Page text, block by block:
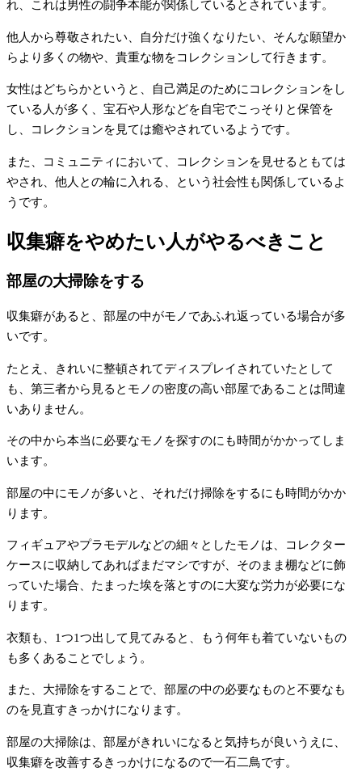
れ、これは男性の闘争本能が関係しているとされています。
他人から尊敬されたい、自分だけ強くなりたい、そんな願望か
らより多くの物や、貴重な物をコレクションして行きます。
女性はどちらかというと、自己満足のためにコレクションをし
ている人が多く、宝石や人形などを自宅でこっそりと保管を
し、コレクションを見ては癒やされているようです。
また、コミュニティにおいて、コレクションを見せるともては
やされ、他人との輪に入れる、という社会性も関係しているよ
うです。
収集癖をやめたい人がやるべきこと
部屋の大掃除をする
収集癖があると、部屋の中がモノであふれ返っている場合が多
いです。
たとえ、きれいに整頓されてディスプレイされていたとして
も、第三者から見るとモノの密度の高い部屋であることは間違
いありません。
その中から本当に必要なモノを探すのにも時間がかかってしま
います。
部屋の中にモノが多いと、それだけ掃除をするにも時間がかか
ります。
フィギュアやプラモデルなどの細々としたモノは、コレクター
ケースに収納してあればまだマシですが、そのまま棚などに飾
っていた場合、たまった埃を落とすのに大変な労力が必要にな
ります。
衣類も、1つ1つ出して見てみると、もう何年も着ていないもの
も多くあることでしょう。
また、大掃除をすることで、部屋の中の必要なものと不要なも
のを見直すきっかけになります。
部屋の大掃除は、部屋がきれいになると気持ちが良いうえに、
収集癖を改善するきっかけになるので一石二鳥です。